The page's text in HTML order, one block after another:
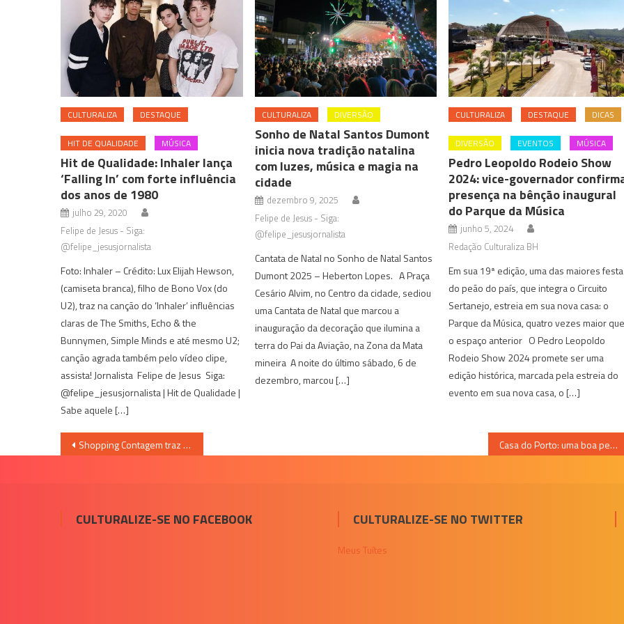
CULTURALIZA DESTAQUE
HIT DE QUALIDADE MÚSICA
Hit de Qualidade: Inhaler lança
‘Falling In’ com forte influência
dos anos de 1980
julho 29, 2020
Felipe de Jesus - Siga:
@felipe_jesusjornalista
Foto: Inhaler – Crédito: Lux Elijah Hewson,
(camiseta branca), filho de Bono Vox (do
U2), traz na canção do ‘Inhaler’ influências
claras de The Smiths, Echo & the
Bunnymen, Simple Minds e até mesmo U2;
canção agrada também pelo vídeo clipe,
assista! Jornalista Felipe de Jesus Siga:
@felipe_jesusjornalista | Hit de Qualidade |
Sabe aquele […]
CULTURALIZA DIVERSÃO
Sonho de Natal Santos Dumont
inicia nova tradição natalina
com luzes, música e magia na
cidade
dezembro 9, 2025
Felipe de Jesus - Siga:
@felipe_jesusjornalista
Cantata de Natal no Sonho de Natal Santos
Dumont 2025 – Heberton Lopes. A Praça
Cesário Alvim, no Centro da cidade, sediou
uma Cantata de Natal que marcou a
inauguração da decoração que ilumina a
terra do Pai da Aviação, na Zona da Mata
mineira A noite do último sábado, 6 de
dezembro, marcou […]
CULTURALIZA DESTAQUE DICAS
DIVERSÃO EVENTOS MÚSICA
Pedro Leopoldo Rodeio Show
2024: vice-governador
presença na bênção inaugural
do Parque da Música
junho 5, 2024
Redação Culturaliza BH
Em sua 19ª edição, uma das maiores
do peão do país, que integra o Circuito
Sertanejo, estreia em sua nova casa: o
Parque da Música, quatro vezes maior
o espaço anterior O Pedro Leopoldo
Rodeio Show 2024 promete ser uma
edição histórica, marcada pela estreia do
evento em sua nova casa, o […]
Navegação
Shopping Contagem traz inovação na decoração de natal com a temática Frozen Casa do Porto: uma boa pedida para amantes do bom vinho e gastronomia
CULTURALIZE-SE NO FACEBOOK CULTURALIZE-SE NO TWITTER
Meus Tuítes